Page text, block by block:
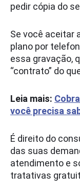
pedir cópia do
Se você aceitar
plano por
essa gravação,
“contrato” do
Leia mais:
você precisa
É direito do
das suas
atendimento e
tratativas